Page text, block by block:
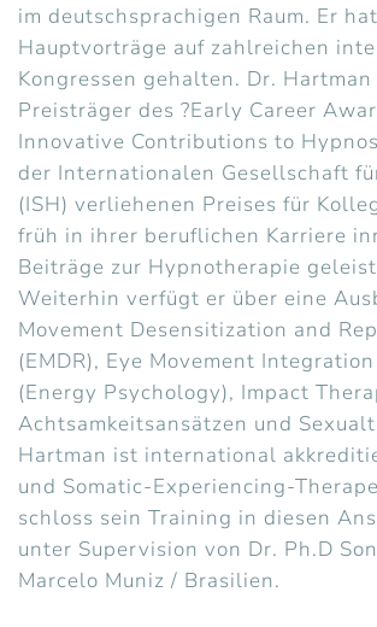
im deutschsprachigen Raum. Er hat
Hauptvorträge auf zahlreichen
Kongressen gehalten. Dr.
Preisträger des ?Early Career
Innovative Contributions to
der Internationalen Gesellschaft
(ISH) verliehenen Preises für
früh in ihrer beruflichen Karriere
Beiträge zur Hypnotherapie
Weiterhin verfügt er über eine
Movement Desensitization and
(EMDR), Eye Movement
(Energy Psychology), Impact
Achtsamkeitsansätzen und
Hartman ist international
und Somatic-Experiencing-
schloss sein Training in diesen
unter Supervision von Dr. Ph.D
Marcelo Muniz / Brasilien.